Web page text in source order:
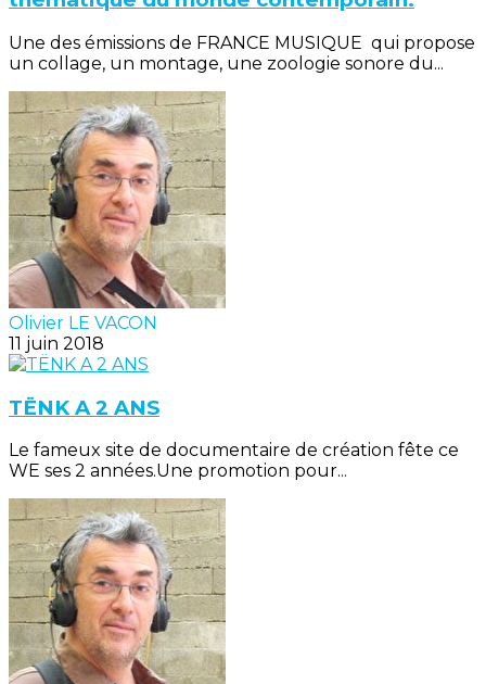
Une des émissions de FRANCE MUSIQUE qui propose
un collage, un montage, une zoologie sonore du...
Olivier LE VACON
11 juin 2018
TËNK A 2 ANS
Le fameux site de documentaire de création fête ce
WE ses 2 années.Une promotion pour...